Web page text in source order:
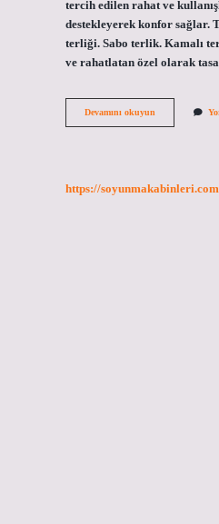
tercih edilen rahat ve
destekleyerek konfor
terliği. Sabo terlik. Kamalı
ve rahatlatan özel olarak
Devamını okuyun
Terliği
https://soyunmakabinleri.com